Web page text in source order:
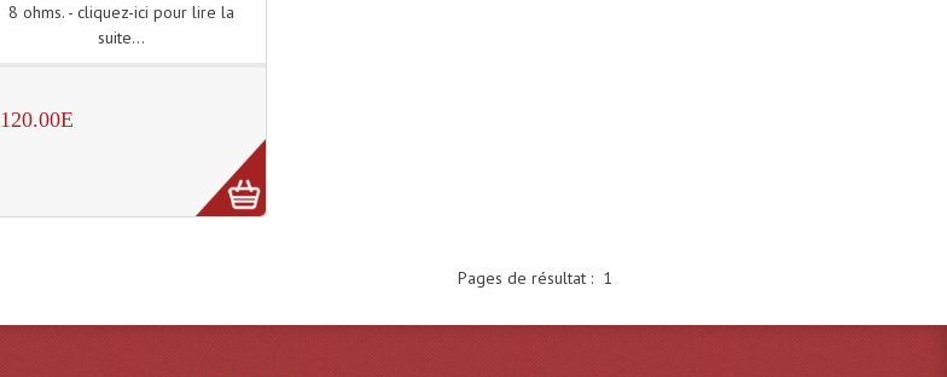
8 ohms. - cliquez-ici pour lire la
suite...
120.00E
Pages de résultat : 1